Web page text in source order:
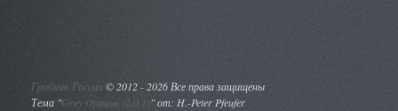
Грибник России ©2012 - 2026 Все права защищены
Тема "Grey Opaque (2.0.1)" от: H.-Peter Pfeufer